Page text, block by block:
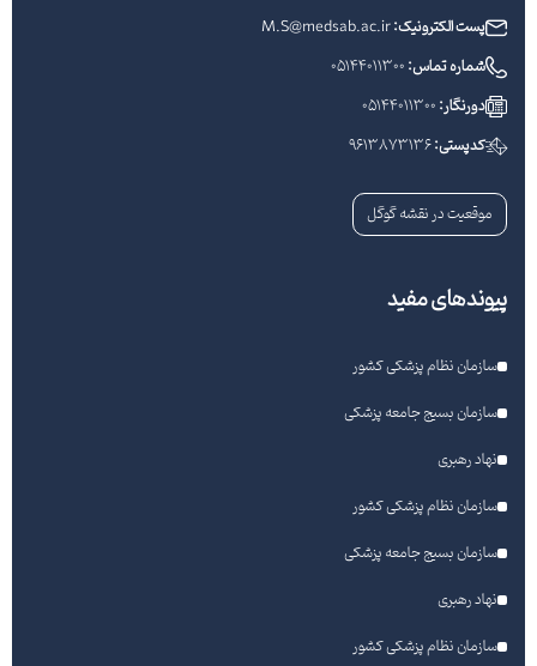
پست الکترونیک:M.S@medsab.ac.ir
شماره تماس:05144011300
دورنگار:05144011300
کدپستی:9613873136
موقعیت در نقشه گوگل
پیوندهای مفید
سازمان نظام پزشکی کشور
سازمان بسیج جامعه پزشکی
نهاد رهبری
سازمان نظام پزشکی کشور
سازمان بسیج جامعه پزشکی
نهاد رهبری
سازمان نظام پزشکی کشور